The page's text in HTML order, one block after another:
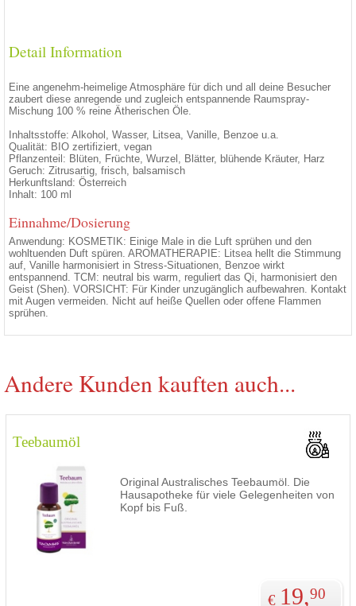
Detail Information
Eine angenehm-heimelige Atmosphäre für dich und all deine Besucher
zaubert diese anregende und zugleich entspannende Raumspray-
Mischung 100 % reine Ätherischen Öle.
Inhaltsstoffe: Alkohol, Wasser, Litsea, Vanille, Benzoe u.a.
Qualität: BIO zertifiziert, vegan
Pflanzenteil: Blüten, Früchte, Wurzel, Blätter, blühende Kräuter, Harz
Geruch: Zitrusartig, frisch, balsamisch
Herkunftsland: Österreich
Inhalt: 100 ml
Einnahme/Dosierung
Anwendung: KOSMETIK: Einige Male in die Luft sprühen und den
wohltuenden Duft spüren. AROMATHERAPIE: Litsea hellt die Stimmung
auf, Vanille harmonisiert in Stress-Situationen, Benzoe wirkt
entspannend. TCM: neutral bis warm, reguliert das Qi, harmonisiert den
Geist (Shen). VORSICHT: Für Kinder unzugänglich aufbewahren. Kontakt
mit Augen vermeiden. Nicht auf heiße Quellen oder offene Flammen
sprühen.
Andere Kunden kauften auch...
Teebaumöl
Original Australisches Teebaumöl. Die
Hausapotheke für viele Gelegenheiten von
Kopf bis Fuß.
€ 19,90